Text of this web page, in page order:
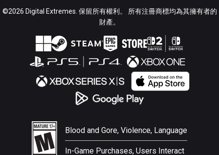
©2026 Digital Extremes. 保留所有權利。 所有注冊商標均為其擁有者的
財產。
Blood and Gore, Violence, Language
In-Game Purchases, Users Interact